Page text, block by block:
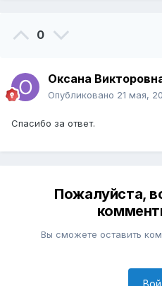
0
Оксана
Опубликовано 21 мая,
Спасибо за ответ.
Пожалуйста,
Вы сможете оставить